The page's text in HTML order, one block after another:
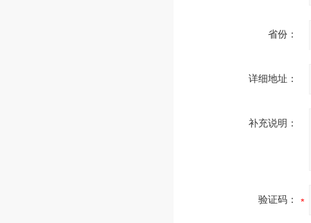
省份：
详细地址：
补充说明：
验证码：